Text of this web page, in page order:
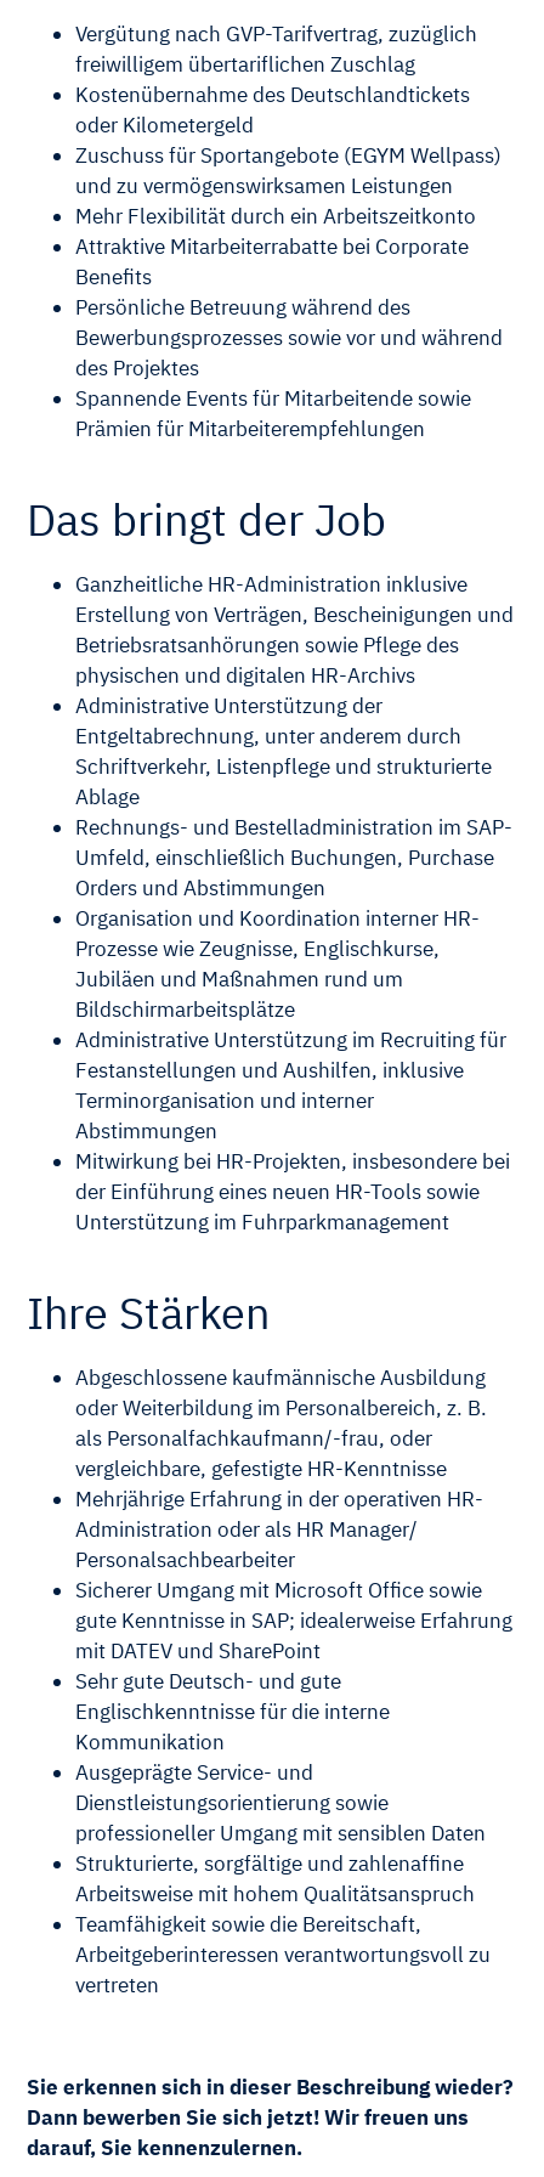
Vergütung nach GVP-Tarifvertrag, zuzüglich
freiwilligem übertariflichen Zuschlag
Kostenübernahme des Deutschlandtickets
oder Kilometergeld
Zuschuss für Sportangebote (EGYM Wellpass)
und zu vermögenswirksamen Leistungen
Mehr Flexibilität durch ein Arbeitszeitkonto
Attraktive Mitarbeiterrabatte bei Corporate
Benefits
Persönliche Betreuung während des
Bewerbungsprozesses sowie vor und während
des Projektes
Spannende Events für Mitarbeitende sowie
Prämien für Mitarbeiterempfehlungen
Das bringt der Job
Ganzheitliche HR-Administration inklusive
Erstellung von Verträgen, Bescheinigungen und
Betriebsratsanhörungen sowie Pflege des
physischen und digitalen HR-Archivs
Administrative Unterstützung der
Entgeltabrechnung, unter anderem durch
Schriftverkehr, Listenpflege und strukturierte
Ablage
Rechnungs- und Bestelladministration im SAP-
Umfeld, einschließlich Buchungen, Purchase
Orders und Abstimmungen
Organisation und Koordination interner HR-
Prozesse wie Zeugnisse, Englischkurse,
Jubiläen und Maßnahmen rund um
Bildschirmarbeitsplätze
Administrative Unterstützung im Recruiting für
Festanstellungen und Aushilfen, inklusive
Terminorganisation und interner
Abstimmungen
Mitwirkung bei HR-Projekten, insbesondere bei
der Einführung eines neuen HR-Tools sowie
Unterstützung im Fuhrparkmanagement
Ihre Stärken
Abgeschlossene kaufmännische Ausbildung
oder Weiterbildung im Personalbereich, z. B.
als Personalfachkaufmann/-frau, oder
vergleichbare, gefestigte HR-Kenntnisse
Mehrjährige Erfahrung in der operativen HR-
Administration oder als HR Manager/
Personalsachbearbeiter
Sicherer Umgang mit Microsoft Office sowie
gute Kenntnisse in SAP; idealerweise Erfahrung
mit DATEV und SharePoint
Sehr gute Deutsch- und gute
Englischkenntnisse für die interne
Kommunikation
Ausgeprägte Service- und
Dienstleistungsorientierung sowie
professioneller Umgang mit sensiblen Daten
Strukturierte, sorgfältige und zahlenaffine
Arbeitsweise mit hohem Qualitätsanspruch
Teamfähigkeit sowie die Bereitschaft,
Arbeitgeberinteressen verantwortungsvoll zu
vertreten
Sie erkennen sich in dieser Beschreibung wieder?
Dann bewerben Sie sich jetzt! Wir freuen uns
darauf, Sie kennenzulernen.